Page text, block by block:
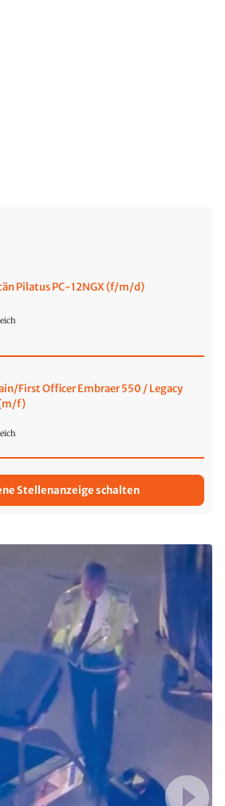
Pilatus PC-12NGX (f/m/d)
First Officer Embraer 550 / Legacy
f)
Stellenanzeige schalten